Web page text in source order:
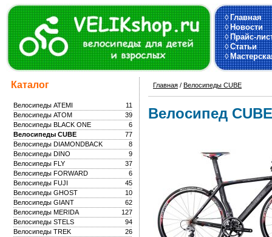
◊Главная
◊Новости
◊Прайс-
◊Статьи
◊
Каталог
11
Велосипеды ATEMI
39
Велосипеды ATOM
6
Велосипеды BLACK ONE
77
Велосипеды CUBE
8
Велосипеды DIAMONDBACK
9
Велосипеды DINO
37
Велосипеды FLY
6
Велосипеды FORWARD
45
Велосипеды FUJI
10
Велосипеды GHOST
62
Велосипеды GIANT
127
Велосипеды MERIDA
94
Велосипеды STELS
26
Велосипеды TREK
Главная / Велосипеды CUBE
Велосипед